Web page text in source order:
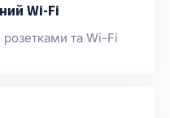
Wi-Fi
розетками та Wi-Fi